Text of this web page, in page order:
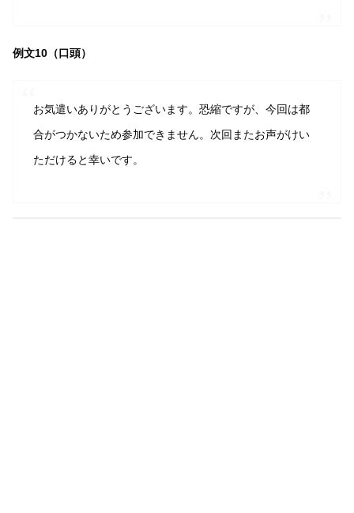
例文10（口頭）
お気遣いありがとうございます。恐縮ですが、今回は都
合がつかないため参加できません。次回またお声がけい
ただけると幸いです。